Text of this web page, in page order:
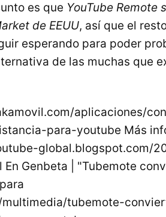
es que YouTube Remote
de EEUU, así que el
esperando para poder
de las muchas que
aplicaciones/
para-youtube Más
global.blogspot.com/
Genbeta | "Tubemote
tubemote-